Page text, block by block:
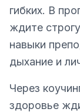
гибких. В
ждите
навыки
дыхание и
Через
здоровье